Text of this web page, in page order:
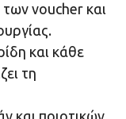
voucher και
και κάθε
τη